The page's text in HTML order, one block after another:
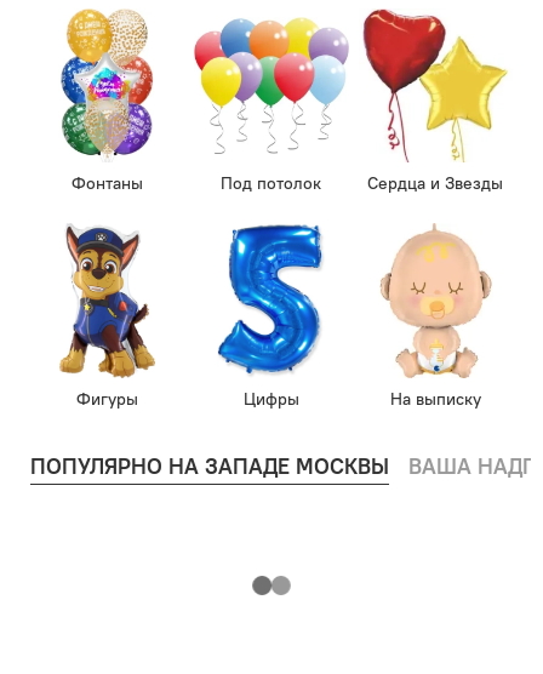
Фонтаны Под потолок Сердца и Звезды
Фигуры Цифры На выписку
ПОПУЛЯРНО НА ЗАПАДЕ МОСКВЫ ВАША